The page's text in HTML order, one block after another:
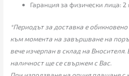
Гаранция за физически лица: 2
*Периодът за доставка е
към момента на завършване на
вече изчерпан в склад на
наличност ще се свържем с Вас.